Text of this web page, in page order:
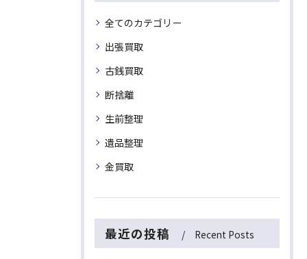
全てのカテゴリー
出張買取
古銭買取
断捨離
生前整理
遺品整理
金買取
最近の投稿 Recent Posts